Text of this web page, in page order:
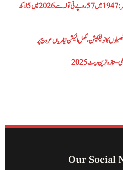
پاکستان میں سونے کی قیمت کا 79 سالہ سفر: 1947 میں 57 روپے فی تولہ سے 2026 میں 5 لاکھ
Our Social